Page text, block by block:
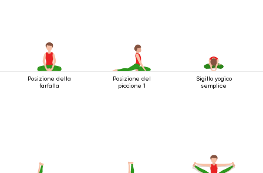
Posizione della
farfalla
Posizione del
piccione 1
Sigillo yogico
semplice